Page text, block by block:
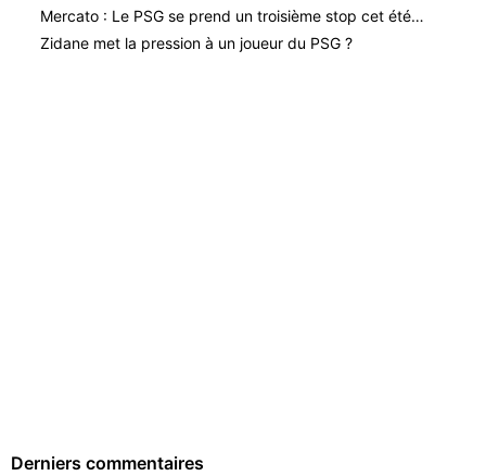
Mercato : Le PSG se prend un troisième stop cet été…
Zidane met la pression à un joueur du PSG ?
Derniers commentaires